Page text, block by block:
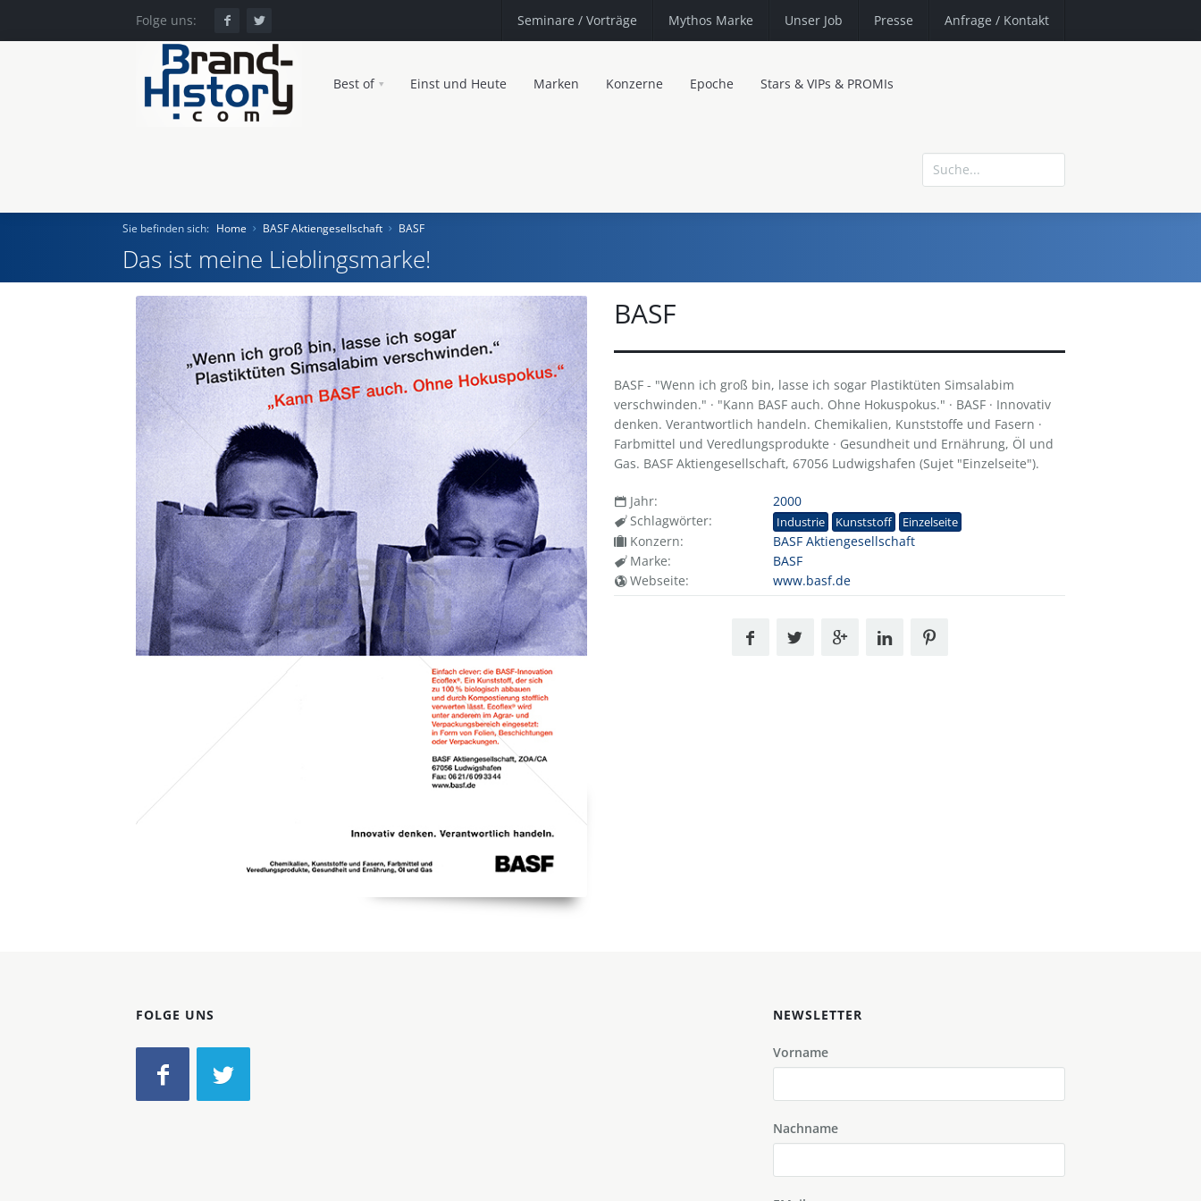
Folge uns: Seminare / Vorträge Mythos Marke Unser Job Presse Anfrage / Kontakt
Best of Einst und Heute Marken Konzerne Epoche Stars & VIPs & PROMIs
Home
Einst und Heute
Marken
Konzerne
Epoche
Sie befinden sich: Home BASF Aktiengesellschaft BASF
Das ist meine Lieblingsmarke!
BASF
BASF - "Wenn ich groß bin, lasse ich sogar Plastiktüten Simsalabim
verschwinden." · "Kann BASF auch. Ohne Hokuspokus." · BASF · Innovativ
denken. Verantwortlich handeln. Chemikalien, Kunststoffe und Fasern ·
Farbmittel und Veredlungsprodukte · Gesundheit und Ernährung, Öl und
Gas. BASF Aktiengesellschaft, 67056 Ludwigshafen (Sujet "Einzelseite").
Jahr:
2000
Schlagwörter:
Industrie Kunststoff Einzelseite
Konzern:
BASF Aktiengesellschaft
Marke:
BASF
Webseite:
www.basf.de
FOLGE UNS NEWSLETTER
Vorname
Nachname